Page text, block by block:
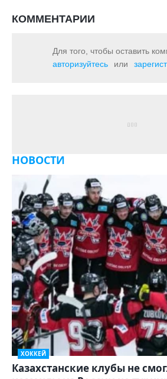
КОММЕНТАРИИ
Для того, чтобы оставить
авторизуйтесь
или
НОВОСТИ
ХОККЕЙ
Казахстанские клубы не